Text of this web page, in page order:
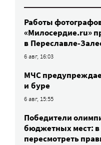
Работы
«Милосердие.ru»
в Переславле-
6 авг, 16:03
МЧС
и буре
6 авг, 15:55
Победители
бюджетных мест:
пересмотреть